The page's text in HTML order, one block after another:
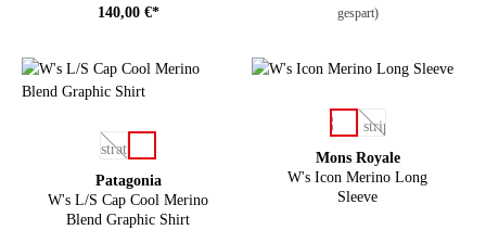
140,00 €*
gespart)
Patagonia
W's L/S Cap Cool Merino
Blend Graphic Shirt
auswählen
(Diese Option ist zurzeit nicht verfügbar.)Mons Royale
W's Icon Merino Long
Sleeve
auswählen
(Diese Option ist